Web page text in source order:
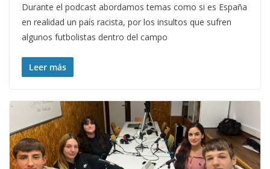
Durante el podcast abordamos temas como si es España
en realidad un país racista, por los insultos que sufren
algunos futbolistas dentro del campo
Leer más